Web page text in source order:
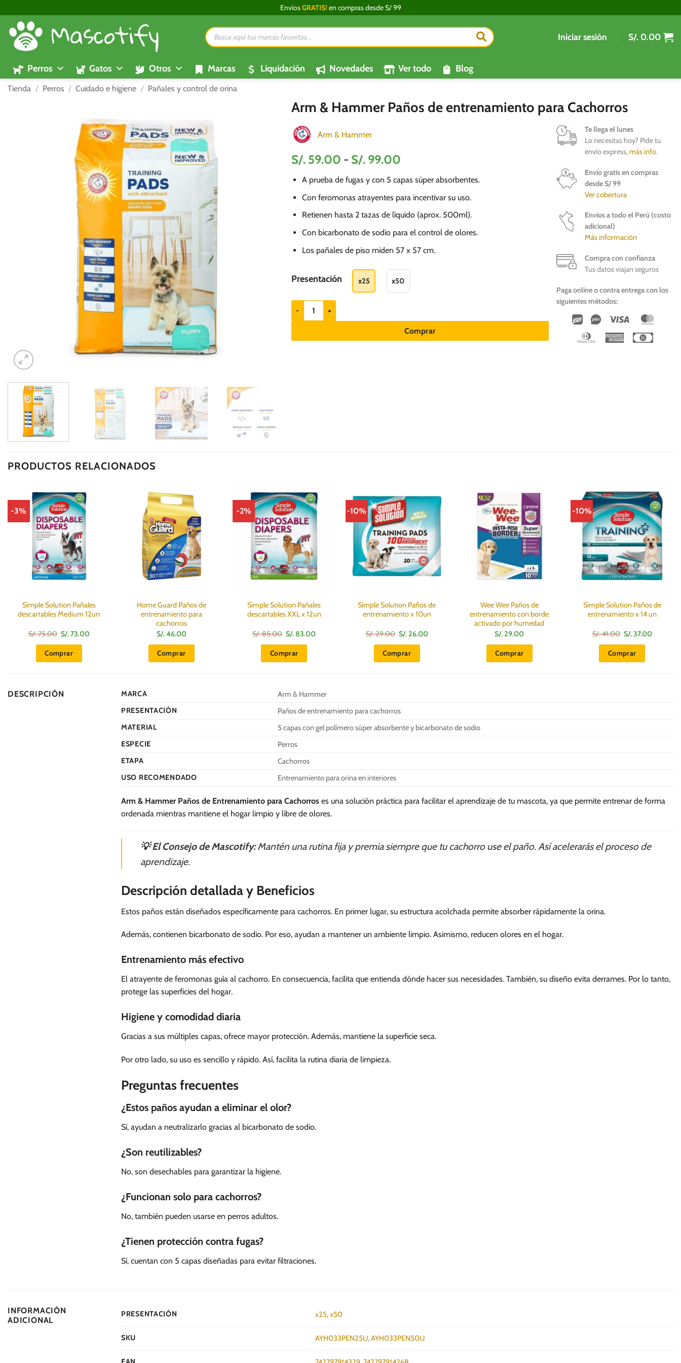
al
contenido
EnvíosGRATIS! en compras desde S/ 99
Búsqueda
de
productos
Iniciar sesión S/. 0.00
Perros Gatos Otros Marcas Liquidación Novedades Ver todo Blog
Tienda / Perros / Cuidado e higiene / Pañales y control de orina
Arm & Hammer Paños de entrenamiento para Cachorros
Arm & Hammer
S/. 59.00 - S/. 99.00
precios:
desde
S/.
59.00
hasta
S/.
99.00
A prueba de fugas y con 5 capas súper absorbentes.
Con feromonas atrayentes para incentivar su uso.
Retienen hasta 2 tazas de líquido (aprox. 500ml).
Con bicarbonato de sodio para el control de olores.
Los pañales de piso miden 57 x 57 cm.
Presentación x25 x50
Arm & Hammer Paños de entrenamiento para Cachorros cantidad
Comprar
Te llega el lunes
Lo necesitas hoy? Pide tu
envío express,más info.
Envío gratis en compras
desde S/ 99
Ver cobertura
Envíos a todo el Perú (costo
adicional)
Más información
Compra con confianza
Tus datos viajan seguros
Paga online o contra entrega con los
siguientes métodos:
Wirecard
Vipps Visa
Dinners
American
PRODUCTOS RELACIONADOS
-3%
Simple Solution Pañales
descartables Medium 12un
S/.75.00 El
precio
original
era:
S/.
S/.73.00El
Comprar
Home Guard Paños de
entrenamiento para
cachorros
S/.46.00
Comprar
-2%
Simple Solution Pañales
descartables XXL x 12un
S/.85.00 El
precio
original
era:
S/.
S/.83.00El
Comprar
-10%
Simple Solution Paños de
entrenamiento x 10un
S/.29.00 El
precio
original
era:
S/.
S/.26.00El
Comprar
Wee Wee Paños de
entrenamiento con borde
activado por humedad
S/.29.00
Comprar
-10%
Simple Solution Paños de
entrenamiento x 14 un
S/.41.00 El
precio
original
era:
S/.
S/.37.00El
Comprar
DESCRIPCIÓN MARCA
Arm & Hammer
PRESENTACIÓN
Paños de entrenamiento para cachorros
MATERIAL
5 capas con gel polímero súper absorbente y bicarbonato de sodio
ESPECIE
Perros
ETAPA
Cachorros
USO RECOMENDADO
Entrenamiento para orina en interiores
Arm & Hammer Paños de Entrenamiento para Cachorros es una solución práctica para facilitar el aprendizaje de tu mascota, ya que permite entrenar de forma
ordenada mientras mantiene el hogar limpio y libre de olores.
💡 El Consejo de Mascotify:Mantén una rutina fija y premia siempre que tu cachorro use el paño. Así acelerarás el proceso de
aprendizaje.
Descripción detallada y Beneficios
Estos paños están diseñados específicamente para cachorros. En primer lugar, su estructura acolchada permite absorber rápidamente la orina.
Además, contienen bicarbonato de sodio. Por eso, ayudan a mantener un ambiente limpio. Asimismo, reducen olores en el hogar.
Entrenamiento más efectivo
El atrayente de feromonas guía al cachorro. En consecuencia, facilita que entienda dónde hacer sus necesidades. También, su diseño evita derrames. Por lo tanto,
protege las superficies del hogar.
Higiene y comodidad diaria
Gracias a sus múltiples capas, ofrece mayor protección. Además, mantiene la superficie seca.
Por otro lado, su uso es sencillo y rápido. Así, facilita la rutina diaria de limpieza.
Preguntas frecuentes
¿Estos paños ayudan a eliminar el olor?
Sí, ayudan a neutralizarlo gracias al bicarbonato de sodio.
¿Son reutilizables?
No, son desechables para garantizar la higiene.
¿Funcionan solo para cachorros?
No, también pueden usarse en perros adultos.
¿Tienen protección contra fugas?
Sí, cuentan con 5 capas diseñadas para evitar filtraciones.
INFORMACIÓN
ADICIONAL
PRESENTACIÓN x25,x50
SKU AYH033PEN25U,AYH033PEN50U